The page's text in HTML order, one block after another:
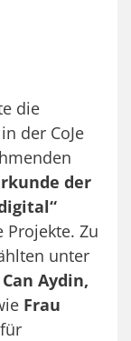
die
in der CoJe
der
Zu
unter
Aydin,
Frau